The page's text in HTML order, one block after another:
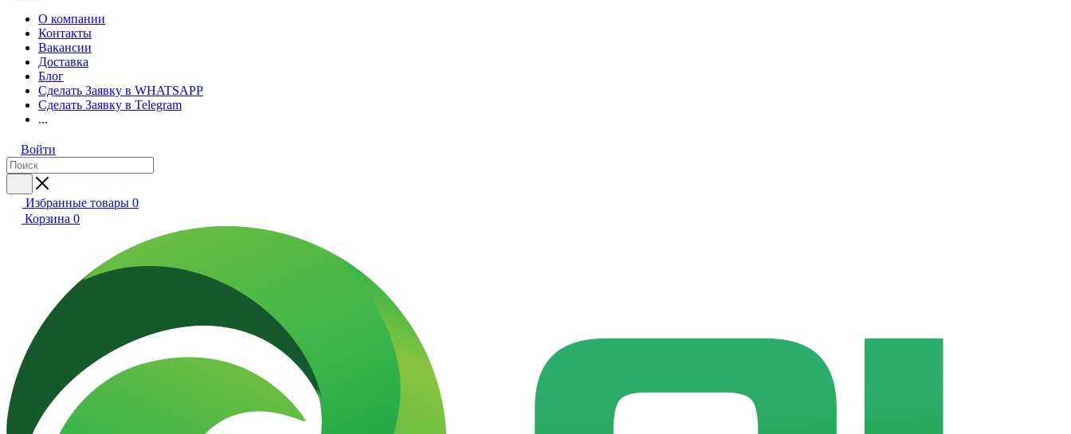
О компании
Контакты
Вакансии
Доставка
Блог
Сделать Заявку в WHATSAPP
Сделать Заявку в Telegram
...
Войти
Избранные товары 0
Корзина 0